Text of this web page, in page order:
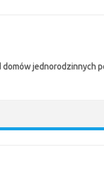
jednorodzinnych